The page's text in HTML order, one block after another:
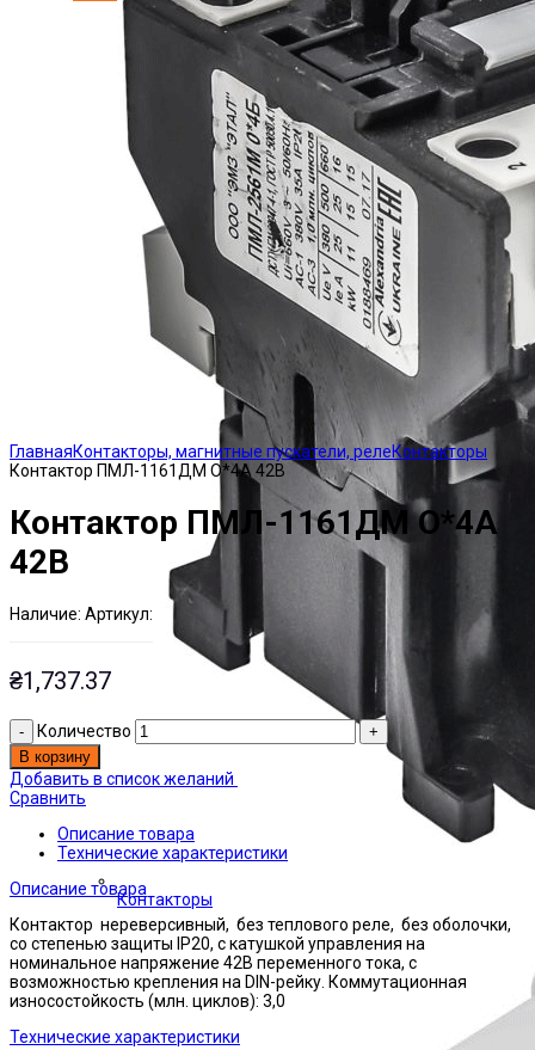
Контакторы
ГлавнаяКонтакторы, магнитные пускатели, релеКонтакторы
Контактор ПМЛ-1161ДМ О*4А 42В
Контактор ПМЛ-1161ДМ О*4А
42В
Наличие: Есть на складе
Артикул:
ЭТАЛ0001135
₴1,737.37
Количество
В корзину
Добавить в список желаний
Сравнить
Описание товара
Технические характеристики
Описание товара
Контактор нереверсивный, без теплового реле, без оболочки,
со степенью защиты IP20, с катушкой управления на
номинальное напряжение 42В переменного тока, с
возможностью крепления на DIN-рейку. Коммутационная
износостойкость (млн. циклов): 3,0
Технические характеристики